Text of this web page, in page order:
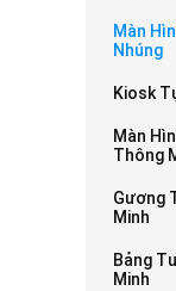
Màn
Nhúng
Kiosk
Màn
Thông
Gương
Minh
Bảng
Minh